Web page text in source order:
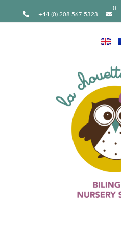
0
+44 (0) 208 567 5323